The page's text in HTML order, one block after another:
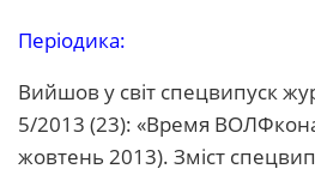
Періодика:
Вийшов у світ спецвипуск
5/2013 (23): «Время
жовтень 2013). Зміст